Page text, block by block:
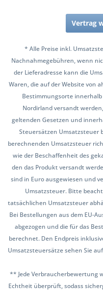
Vertrag
* Alle Preise inkl.
Nachnahmegebühren, wenn
der Lieferadresse kann die
Waren, die auf der Website von
Bestimmungsorte
Nordirland versandt
geltenden Gesetzen und
Steuersätzen Umsatzsteuer
berechnenden Umsatzsteuer
wie der Beschaffenheit des
den das Produkt versandt
sind in Euro ausgewiesen und
Umsatzsteuer. Bitte
tatsächlichen Umsatzsteuer
Bei Bestellungen aus dem EU-
abgezogen und die für das
berechnet. Den Endpreis
Umsatzsteuersätze sehen Sie
** Jede Verbraucherbewertung
Echtheit überprüft, sodass